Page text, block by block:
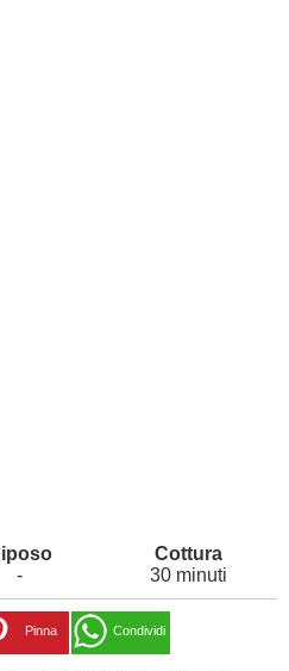
- 30 minuti
Pinna Condividi